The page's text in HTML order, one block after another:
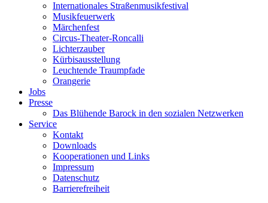
Internationales Straßenmusikfestival
Musikfeuerwerk
Märchenfest
Circus-Theater-Roncalli
Lichterzauber
Kürbisausstellung
Leuchtende Traumpfade
Orangerie
Jobs
Presse
Das Blühende Barock in den sozialen Netzwerken
Service
Kontakt
Downloads
Kooperationen und Links
Impressum
Datenschutz
Barrierefreiheit